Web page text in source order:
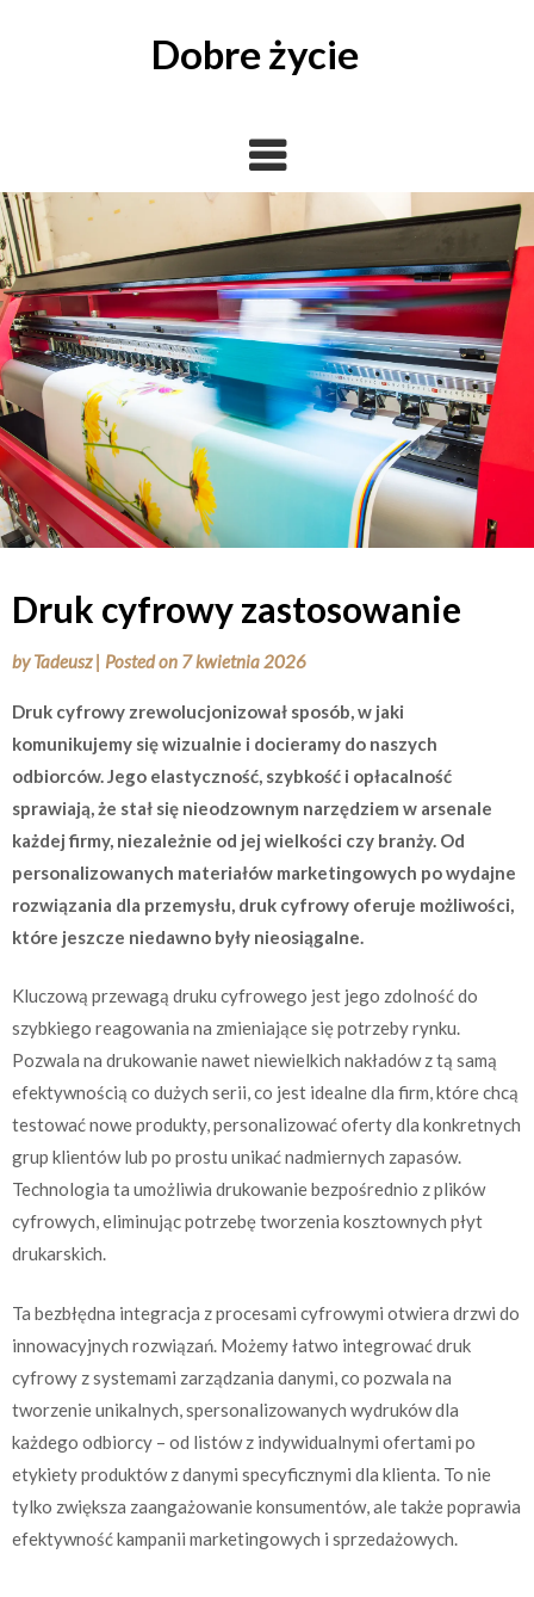
Dobre życie
Druk cyfrowy zastosowanie
byTadeusz | Posted on 7 kwietnia 2026
Druk cyfrowy zrewolucjonizował sposób, w jaki
komunikujemy się wizualnie i docieramy do naszych
odbiorców. Jego elastyczność, szybkość i opłacalność
sprawiają, że stał się nieodzownym narzędziem w arsenale
każdej firmy, niezależnie od jej wielkości czy branży. Od
personalizowanych materiałów marketingowych po wydajne
rozwiązania dla przemysłu, druk cyfrowy oferuje możliwości,
które jeszcze niedawno były nieosiągalne.
Kluczową przewagą druku cyfrowego jest jego zdolność do
szybkiego reagowania na zmieniające się potrzeby rynku.
Pozwala na drukowanie nawet niewielkich nakładów z tą samą
efektywnością co dużych serii, co jest idealne dla firm, które chcą
testować nowe produkty, personalizować oferty dla konkretnych
grup klientów lub po prostu unikać nadmiernych zapasów.
Technologia ta umożliwia drukowanie bezpośrednio z plików
cyfrowych, eliminując potrzebę tworzenia kosztownych płyt
drukarskich.
Ta bezbłędna integracja z procesami cyfrowymi otwiera drzwi do
innowacyjnych rozwiązań. Możemy łatwo integrować druk
cyfrowy z systemami zarządzania danymi, co pozwala na
tworzenie unikalnych, spersonalizowanych wydruków dla
każdego odbiorcy – od listów z indywidualnymi ofertami po
etykiety produktów z danymi specyficznymi dla klienta. To nie
tylko zwiększa zaangażowanie konsumentów, ale także poprawia
efektywność kampanii marketingowych i sprzedażowych.